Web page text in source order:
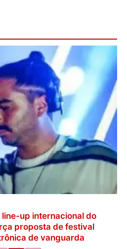
line-up internacional do
proposta de festival
de vanguarda